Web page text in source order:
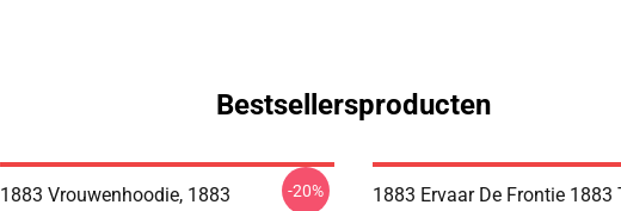
Bestsellersproducten
1883 Vrouwenhoodie, 1883
-20% 1883 Ervaar De Frontie 1883